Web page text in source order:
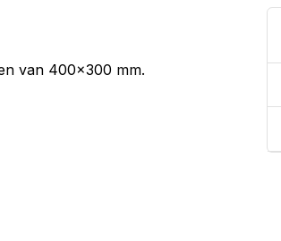
van 400x300 mm.